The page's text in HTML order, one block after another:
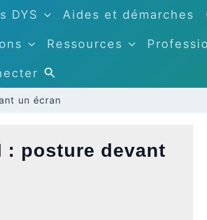
DYS Aides et démarches
Ressources
un écran
: posture devant